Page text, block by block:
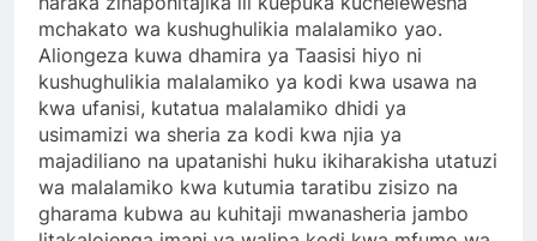
mchakato wa kushughulikia malalamiko yao.
Aliongeza kuwa dhamira ya Taasisi hiyo ni
kushughulikia malalamiko ya kodi kwa usawa na
kwa ufanisi, kutatua malalamiko dhidi ya
usimamizi wa sheria za kodi kwa njia ya
majadiliano na upatanishi huku ikiharakisha utatuzi
wa malalamiko kwa kutumia taratibu zisizo na
gharama kubwa au kuhitaji mwanasheria jambo